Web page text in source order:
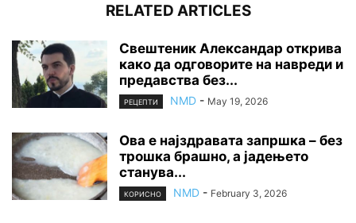
RELATED ARTICLES
Свештеник Александар открива
како да одговорите на навреди и
предавства без...
РЕЦЕПТИ NMD - May 19, 2026
Ова е најздравата запршка – без
трошка брашно, а јадењето
станува...
КОРИСНО NMD - February 3, 2026